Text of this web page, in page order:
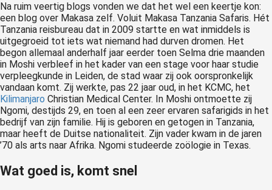
Na ruim veertig blogs vonden we dat het wel een keertje kon:
een blog over Makasa zelf. Voluit Makasa Tanzania Safaris. Hét
Tanzania reisbureau dat in 2009 startte en wat inmiddels is
uitgegroeid tot iets wat niemand had durven dromen. Het
begon allemaal anderhalf jaar eerder toen Selma drie maanden
in Moshi verbleef in het kader van een stage voor haar studie
verpleegkunde in Leiden, de stad waar zij ook oorspronkelijk
vandaan komt. Zij werkte, pas 22 jaar oud, in het KCMC, het
Kilimanjaro Christian Medical Center. In Moshi ontmoette zij
Ngomi, destijds 29, en toen al een zeer ervaren safarigids in het
bedrijf van zijn familie. Hij is geboren en getogen in Tanzania,
maar heeft de Duitse nationaliteit. Zijn vader kwam in de jaren
’70 als arts naar Afrika. Ngomi studeerde zoölogie in Texas.
Wat goed is, komt snel